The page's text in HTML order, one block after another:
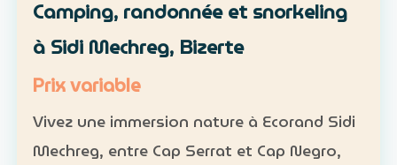
Camping, randonnée et snorkeling
à Sidi Mechreg, Bizerte
Prix variable
Vivez une immersion nature à Ecorand Sidi
Mechreg, entre Cap Serrat et Cap Negro,